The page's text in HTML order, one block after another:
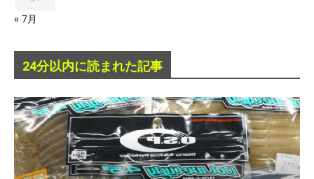
« 7月
24分以内に読まれた記事